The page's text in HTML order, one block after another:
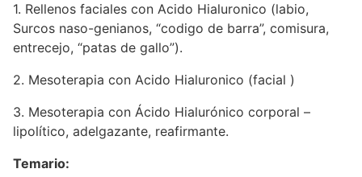
1. Rellenos faciales con Acido Hialuronico (labio,
Surcos naso-genianos, “codigo de barra”, comisura,
entrecejo, “patas de gallo”).
2. Mesoterapia con Acido Hialuronico (facial )
3. Mesoterapia con Ácido Hialurónico corporal –
lipolítico, adelgazante, reafirmante.
Temario: